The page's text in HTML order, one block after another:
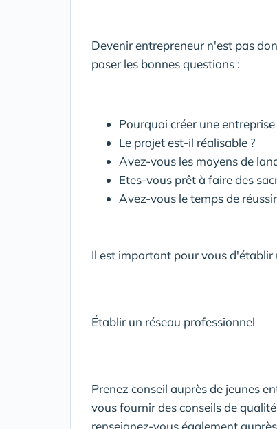
Devenir entrepreneur n'est pas
poser les bonnes questions :
Pourquoi créer une
Le projet est-il réalisable ?
Avez-vous les moyens de
Etes-vous prêt à faire des
Avez-vous le temps de
Il est important pour vous d'établir
Établir un réseau professionnel
Prenez conseil auprès de jeunes
vous fournir des conseils de
renseignez-vous également